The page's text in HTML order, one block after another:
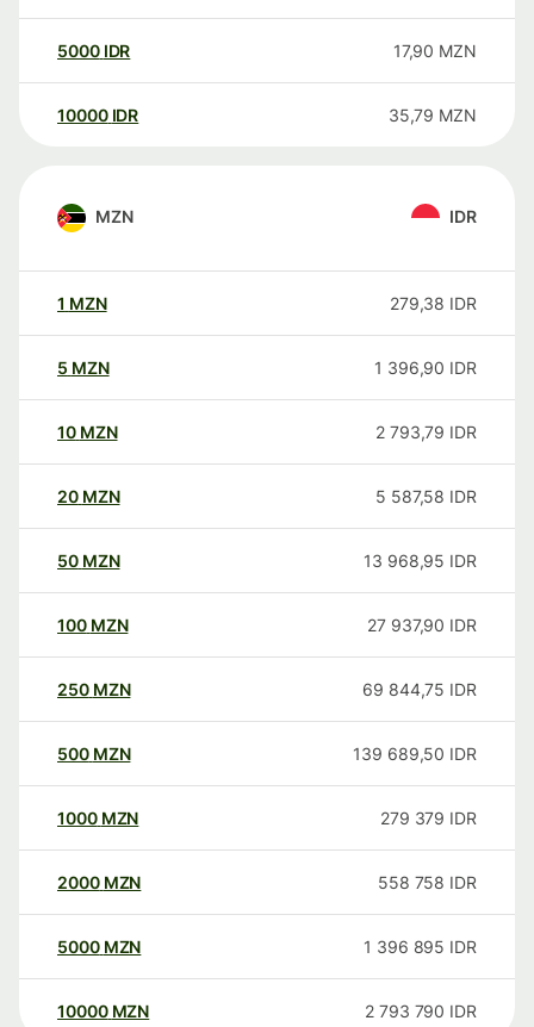
5000 IDR 17,90 MZN
10000 IDR 35,79 MZN
MZN IDR
1 MZN 279,38 IDR
5 MZN 1 396,90 IDR
10 MZN 2 793,79 IDR
20 MZN 5 587,58 IDR
50 MZN 13 968,95 IDR
100 MZN 27 937,90 IDR
250 MZN 69 844,75 IDR
500 MZN 139 689,50 IDR
1000 MZN 279 379 IDR
2000 MZN 558 758 IDR
5000 MZN 1 396 895 IDR
10000 MZN 2 793 790 IDR